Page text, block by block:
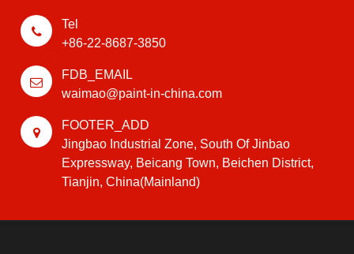
Tel
+86-22-8687-3850
FDB_EMAIL
waimao@paint-in-china.com
FOOTER_ADD
Jingbao Industrial Zone, South Of Jinbao
Expressway, Beicang Town, Beichen District,
Tianjin, China(Mainland)